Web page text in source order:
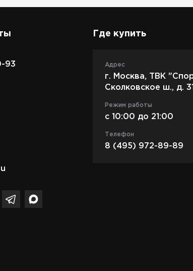
93
Где купить
4 этаж, пав. 21
Адрес
г. Москва,
c 10:00 до 21:00
8 (495) 972-89-89